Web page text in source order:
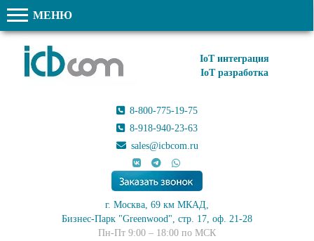
МЕНЮ
IoT интеграция
IoT разработка
8-800-775-19-75
8-918-940-23-63
sales@icbcom.ru
г. Москва, 69 км МКАД,
Бизнес-Парк "Greenwood", стр. 17, оф. 21-28
Пн-Пт 9:00 – 18:00 по МСК